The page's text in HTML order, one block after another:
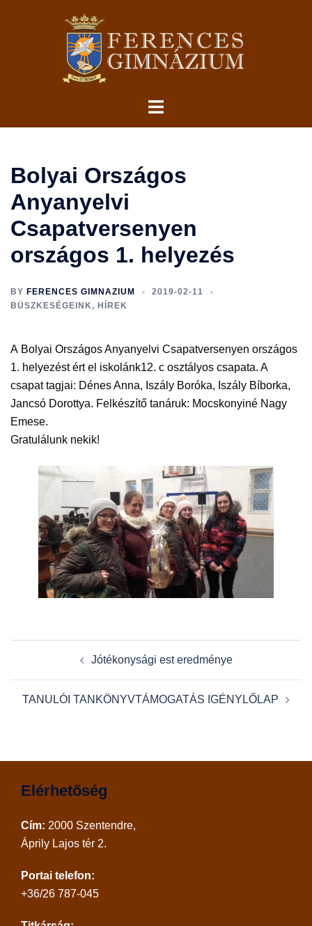
Toggle
Bolyai Országos
Anyanyelvi
Csapatversenyen
országos 1. helyezés
BY FERENCES GIMNAZIUM
2019-02-11
BÜSZKESÉGEINK, HÍREK
A Bolyai Országos Anyanyelvi Csapatversenyen országos
1. helyezést ért el iskolánk12. c osztályos csapata. A
csapat tagjai: Dénes Anna, Iszály Boróka, Iszály Bíborka,
Jancsó Dorottya. Felkészítő tanáruk: Mocskonyiné Nagy
Emese.
Gratulálunk nekik!
navigationJótékonysági est eredménye
TANULÓI TANKÖNYVTÁMOGATÁS IGÉNYLŐLAP
Elérhetőség
Cím: 2000 Szentendre,
Áprily Lajos tér 2.
Portai telefon:
+36/26 787-045